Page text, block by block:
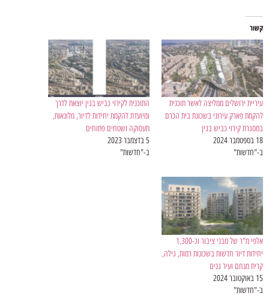
קשור
עיריית ירושלים ממליצה לאשר תוכנית
להקמת פארק עירוני בשכונת בית הכרם
במסגרת קירוי כביש בגין
18 בספטמבר 2024
ב-"חדשות"
התוכנית לקירוי כביש בגין יוצאת לדרך
ומיועדת להקמת יחידות לדיור, מלונאות,
תעסוקה ושטחים פתוחים
5 בדצמבר 2023
ב-"חדשות"
אלפי מ"ר של מבני ציבור וכ-1,300
יחידות דיור חדשות בשכונות רמות, גילה,
קרית מנחם ועיר גנים
15 באוקטובר 2024
ב-"חדשות"